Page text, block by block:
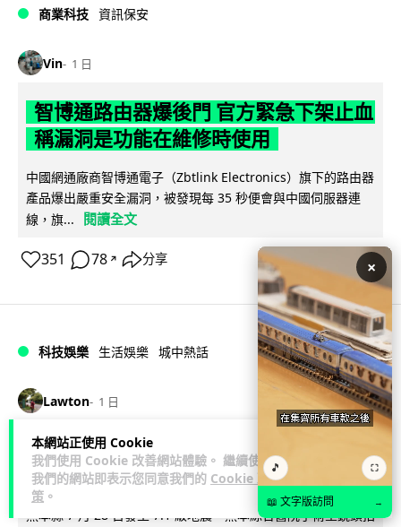
本網站正使用 Cookie
我們使用 Cookie 改善網站體驗。 繼續使用
我們的網站即表示您同意我們的 Cookie 政
策 。
商業科技 資訊保安
Vin 1 日
智博通路由器爆後門 官方緊急下架止血
稱漏洞是功能在維修時使用
中國網通廠商智博通電子（Zbtlink Electronics）旗下的路由器
產品爆出嚴重安全漏洞，被發現每 35 秒便會與中國伺服器連
線，旗...
閱讀全文
351 78 ↗ 分享
科技娛樂 生活娛樂 城中熱話
Lawton 1 日
熊本地震手術室驚魂片瘋傳 醫護保護病
人、逃生門 網民讚值得尊敬
熊本縣 7 月 28 日發生 7.1 級地震，熊本綜合醫院手術室鏡頭拍
×
🎵 ⛶
📖 文字版訪問 →